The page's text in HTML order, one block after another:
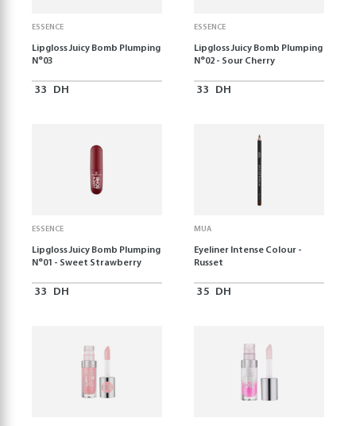
ESSENCE
Lipgloss Juicy Bomb Plumping
N°03
33 DH
ESSENCE
Lipgloss Juicy Bomb Plumping
N°02 - Sour Cherry
33 DH
ESSENCE
Lipgloss Juicy Bomb Plumping
N°01 - Sweet Strawberry
33 DH
MUA
Eyeliner Intense Colour -
Russet
35 DH